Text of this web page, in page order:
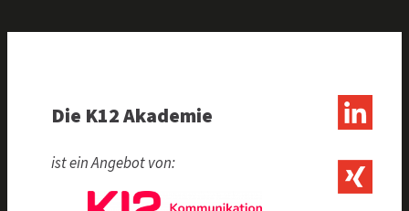
Die K12 Akademie
ist ein Angebot von: